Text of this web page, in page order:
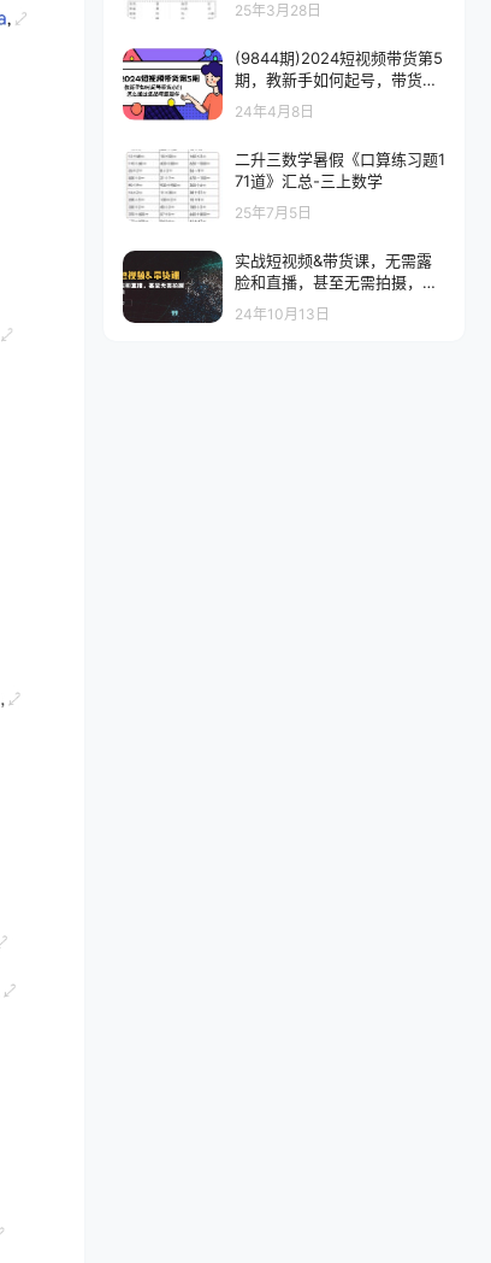
25年3月28日
(9844期)2024短视频带货第5
期，教新手如何起号，带货小
白怎么通过选品弯道超车
24年4月8日
二升三数学暑假《口算练习题1
71道》汇总-三上数学
25年7月5日
实战短视频&带货课，无需露
脸和直播，甚至无需拍摄，日
销千单
24年10月13日